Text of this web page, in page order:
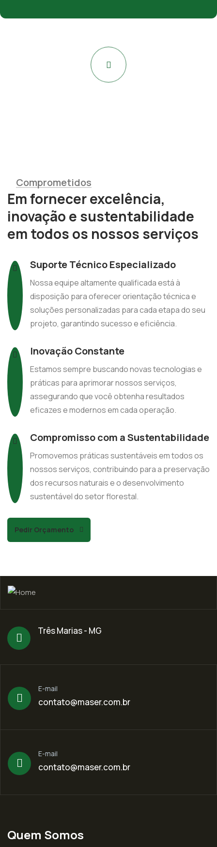
Comprometidos
Em fornecer excelência,
inovação e sustentabilidade
em todos os nossos serviços
Suporte Técnico Especializado
Nossa equipe altamente qualificada está à
disposição para oferecer orientação técnica e
soluções personalizadas para cada etapa do seu
projeto, garantindo sucesso e eficiência.
Inovação Constante
Estamos sempre buscando novas tecnologias e
práticas para aprimorar nossos serviços,
assegurando que você obtenha resultados
eficazes e modernos em cada operação.
Compromisso com a Sustentabilidade
Promovemos práticas sustentáveis em todos os
nossos serviços, contribuindo para a preservação
dos recursos naturais e o desenvolvimento
sustentável do setor florestal.
Pedir Orçamento
Três Marias - MG
E-mail
contato@maser.com.br
E-mail
contato@maser.com.br
Quem Somos